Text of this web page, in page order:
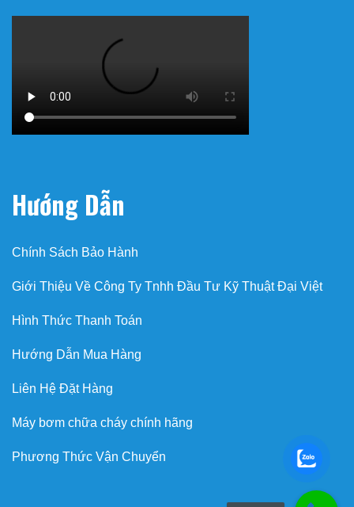
Hướng Dẫn
Chính Sách Bảo Hành
Giới Thiệu Về Công Ty Tnhh Đầu Tư Kỹ Thuật Đại Việt
Hình Thức Thanh Toán
Hướng Dẫn Mua Hàng
Liên Hệ Đặt Hàng
Máy bơm chữa cháy chính hãng
Phương Thức Vận Chuyển